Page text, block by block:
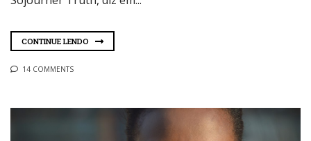
CONTINUE LENDO
14 COMMENTS